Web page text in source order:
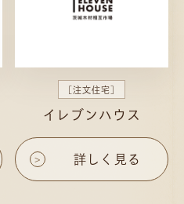
[注文住宅]
イレブンハウス
詳しく見る
>